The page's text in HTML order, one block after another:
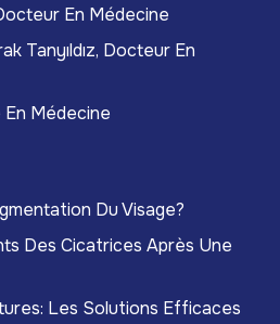
En Médecine
Tanyıldız, Docteur En
Médecine
Du Visage?
Des Cicatrices Après Une
Les Solutions Efficaces